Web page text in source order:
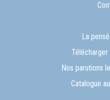
La
Nos parutions
Catalogue